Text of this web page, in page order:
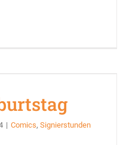
| Comics, Signierstunden